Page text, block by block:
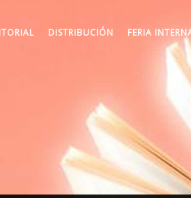
DISTRIBUCIÓN FERIA